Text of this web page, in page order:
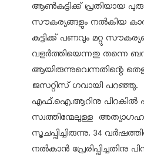
ആണ്‍കുട്ടിക്ക് പ്രതിയായ
സൗകര്യങ്ങളും നല്‍കിയ
കുട്ടിക്ക് പണവും മറ്റു
വളര്‍ത്തിയെന്നതു തന്നെ
ആയിരുന്നുവെന്നതിന്റെ
ജസറ്റിസ് ഗവായി പറഞ്ഞു.
എഫ്.ഐ.ആറിനു പിറകില്‍
സ്വത്തിന്മേലുള്ള
സൂചപ്പിച്ചിരുന്നു. 34
നല്‍കാന്‍ പ്രേരിപ്പിച്ചതിനു